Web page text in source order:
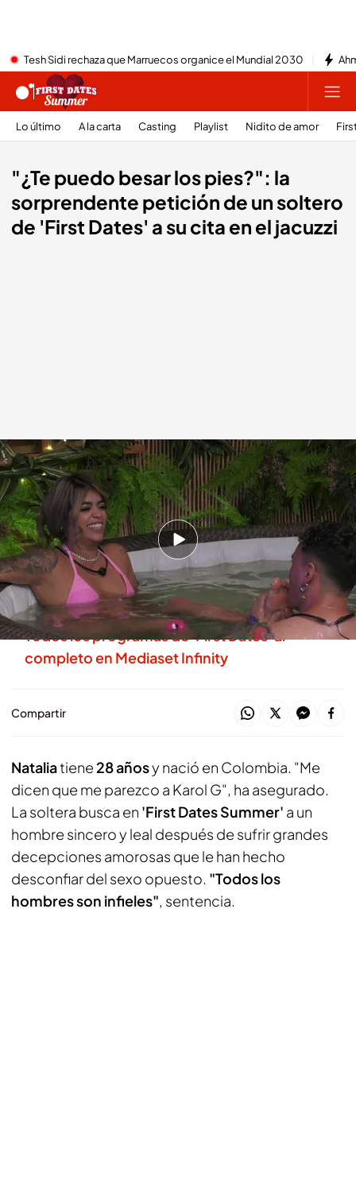
Tesh Sidi rechaza que Marruecos organice el Mundial 2030
Lo último A la carta Casting Playlist Nidito de amor
"¿Te puedo besar los pies?": la
sorprendente petición de un soltero
de 'First Dates' a su cita en el jacuzzi
La petición de un soltero a su cita . 'First Dates'
First Dates
08 JUL 2026 - 22:40h.
Brian, encandilado con su cita, le lanza una
atrevida petición en pleno jacuzzi de 'First
Dates Summer'
Todos los programas de 'First Dates' al
completo en Mediaset Infinity
Compartir
Nataliatiene 28 añosy nació en Colombia. "Me
dicen que me parezco a Karol G", ha asegurado.
La soltera busca en 'First Dates Summer' a un
hombre sincero y leal después de sufrir grandes
decepciones amorosas que le han hecho
desconfiar del sexo opuesto. "Todos los
hombres son infieles", sentencia.